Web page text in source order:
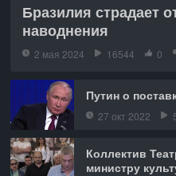
Бразилия страдает
наводнения
2 мая 2024 16544 0
Путин о
27 окт 2022
Коллектив
министру